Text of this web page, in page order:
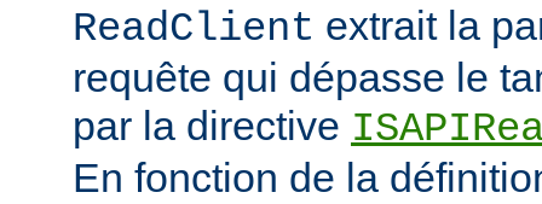
ReadClient extrait la
requête qui dépasse le
par la directive
En fonction de la